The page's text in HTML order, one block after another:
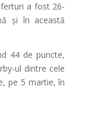
a fost 26-
și în această
44 de puncte,
ul dintre cele
pe 5 martie, în